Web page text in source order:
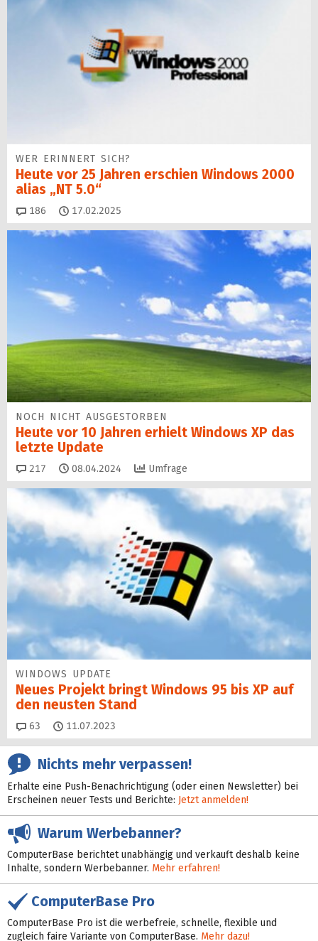
WER ERINNERT SICH?
Heute vor 25 Jahren erschien Windows 2000
alias „NT 5.0“
186 Kommentare
17.02.2025
NOCH NICHT AUSGESTORBEN
Heute vor 10 Jahren erhielt Windows XP das
letzte Update
217 Kommentare
08.04.2024 Umfrage
WINDOWS UPDATE
Neues Projekt bringt Windows 95 bis XP auf
den neusten Stand
63 Kommentare
11.07.2023
Nichts mehr verpassen!
Erhalte eine Push-Benachrichtigung (oder einen Newsletter) bei
Erscheinen neuer Tests und Berichte: Jetzt anmelden!
Warum Werbebanner?
ComputerBase berichtet unabhängig und verkauft deshalb keine
Inhalte, sondern Werbebanner. Mehr erfahren!
ComputerBase Pro
ComputerBase Pro ist die werbefreie, schnelle, flexible und
zugleich faire Variante von ComputerBase. Mehr dazu!